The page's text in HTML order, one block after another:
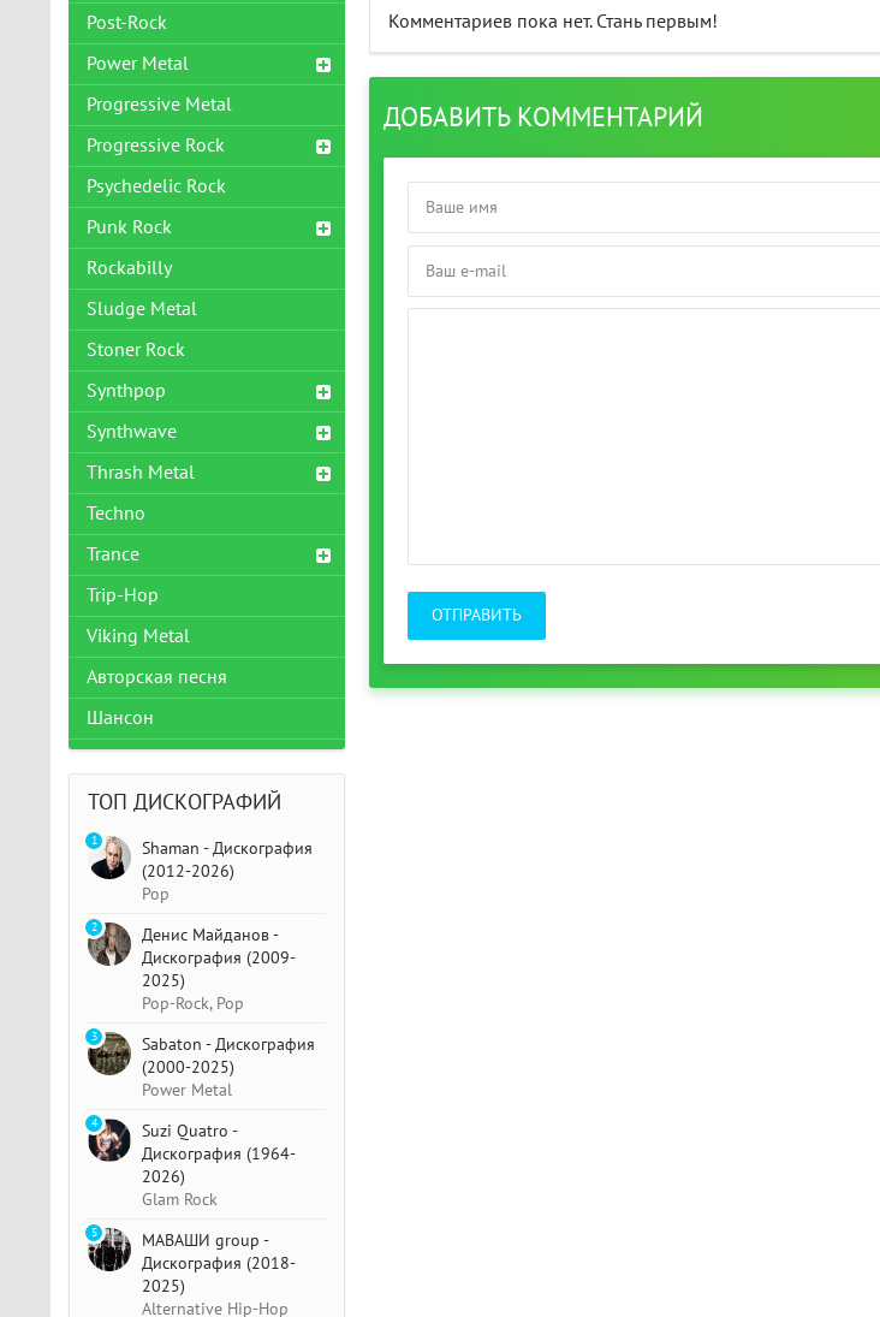
Комментариев пока нет. Стань первым!
ДОБАВИТЬ КОММЕНТАРИЙ
ОТПРАВИТЬ
Post-Rock
Power Metal
Progressive Metal
Progressive Rock
Psychedelic Rock
Punk Rock
Rockabilly
Sludge Metal
Stoner Rock
Synthpop
Synthwave
Thrash Metal
Techno
Trance
Trip-Hop
Viking Metal
Авторская песня
Шансон
ТОП ДИСКОГРАФИЙ
Shaman - Дискография
(2012-2026)
Pop
1
Денис Майданов -
Дискография (2009-
2025)
Pop-Rock, Pop
2
Sabaton - Дискография
(2000-2025)
Power Metal
3
Suzi Quatro -
Дискография (1964-
2026)
Glam Rock
4
МАВАШИ group -
Дискография (2018-
2025)
Alternative Hip-Hop
5